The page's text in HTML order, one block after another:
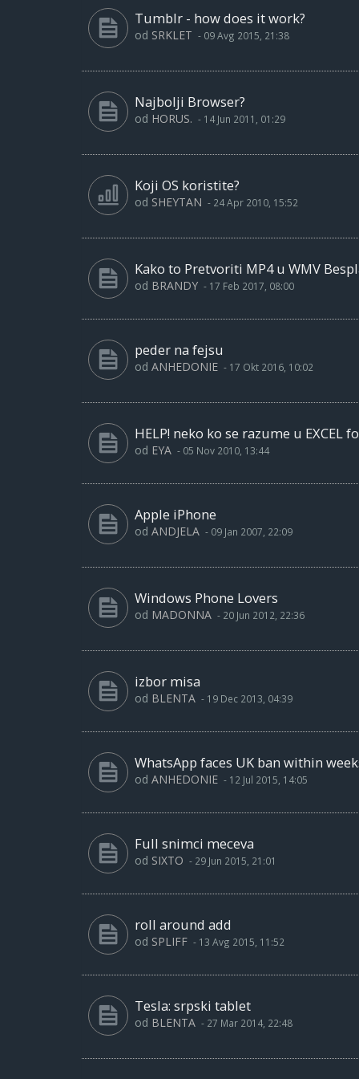
Tumblr - how does it work?
od SRKLET - 09 Avg 2015, 21:38
Najbolji Browser?
od HORUS. - 14 Jun 2011, 01:29
Koji OS koristite?
od SHEYTAN - 24 Apr 2010, 15:52
Kako to Pretvoriti MP4 u WMV
od BRANDY - 17 Feb 2017, 08:00
peder na fejsu
od ANHEDONIE - 17 Okt 2016, 10:02
HELP! neko ko se razume u EXCEL
od EYA - 05 Nov 2010, 13:44
Apple iPhone
od ANDJELA - 09 Jan 2007, 22:09
Windows Phone Lovers
od MADONNA - 20 Jun 2012, 22:36
izbor misa
od BLENTA - 19 Dec 2013, 04:39
WhatsApp faces UK ban within
od ANHEDONIE - 12 Jul 2015, 14:05
Full snimci meceva
od SIXTO - 29 Jun 2015, 21:01
roll around add
od SPLIFF - 13 Avg 2015, 11:52
Tesla: srpski tablet
od BLENTA - 27 Mar 2014, 22:48